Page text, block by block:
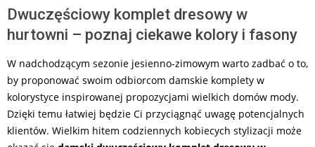
Dwuczęściowy komplet dresowy w
hurtowni – poznaj ciekawe kolory i fasony
W nadchodzącym sezonie jesienno-zimowym warto zadbać o to,
by proponować swoim odbiorcom damskie komplety w
kolorystyce inspirowanej propozycjami wielkich domów mody.
Dzięki temu łatwiej będzie Ci przyciągnąć uwagę potencjalnych
klientów. Wielkim hitem codziennych kobiecych stylizacji może